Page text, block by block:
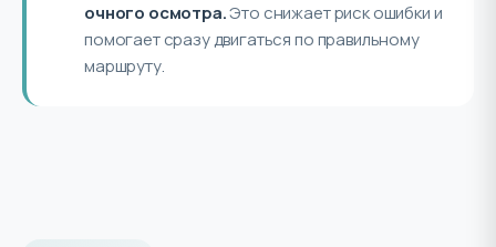
очного осмотра.Это снижает риск ошибки и
помогает сразу двигаться по правильному
маршруту.